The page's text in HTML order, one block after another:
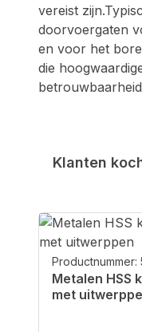
vereist
doorvoergaten
en voor het
die
Klanten
Productgalerij
Productnummer:
Metalen HSS
met